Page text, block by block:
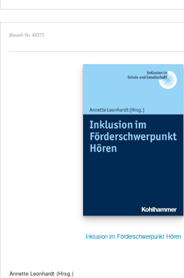
Bestell-Nr. 49373
Inklusion im Förderschwerpunkt Hören
Annette Leonhardt (Hrsg.)